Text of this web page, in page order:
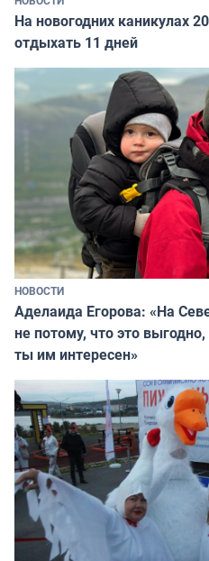
На новогодних каникулах
отдыхать 11 дней
НОВОСТИ
Аделаида Егорова: «На
не потому, что это
ты им интересен»